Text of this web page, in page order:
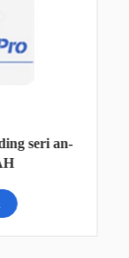
seri an-